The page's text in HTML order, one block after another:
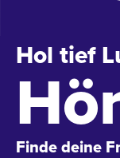
Hol tief
Finde deine